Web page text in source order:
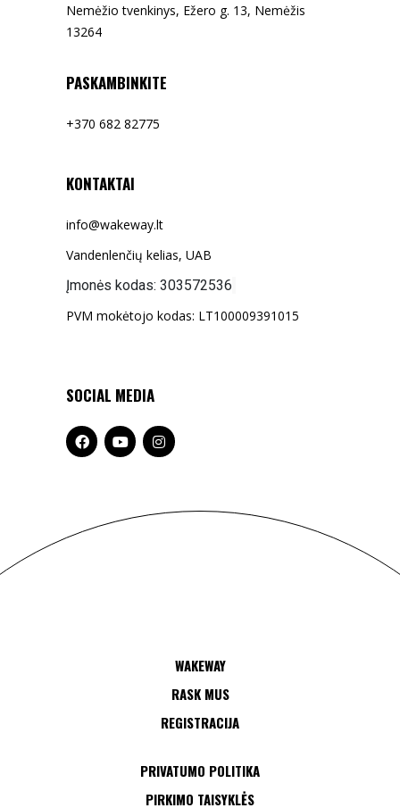
Nemėžio tvenkinys, Ežero g. 13, Nemėžis
13264
PASKAMBINKITE
+370 682 82775
KONTAKTAI
info@wakeway.lt
Vandenlenčių kelias, UAB
Įmonės kodas: 303572536
PVM mokėtojo kodas: LT100009391015
SOCIAL MEDIA
WAKEWAY
RASK MUS
REGISTRACIJA
PRIVATUMO POLITIKA
PIRKIMO TAISYKLĖS